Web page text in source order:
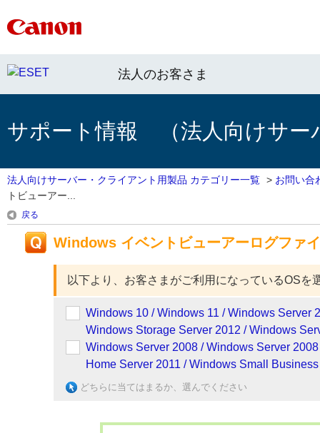
法人のお客さま
サポート情報 （法人向けサー
法人向けサーバー・クライアント用製品 カテゴリー一覧 > お問い合
トビューアー...
戻る
Windows イベントビューアーログファ
以下より、お客さまがご利用になっているOSを
Windows 10 / Windows 11 / Windows Server
Windows Storage Server 2012 / Windows
Windows Server 2008 / Windows Server
Home Server 2011 / Windows Small
どちらに当てはまるか、選んでください